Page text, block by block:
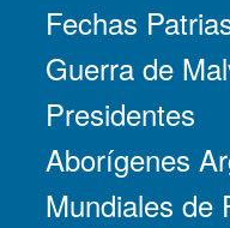
Fechas
Guerra de
Presidentes
Aborígenes
Mundiales de